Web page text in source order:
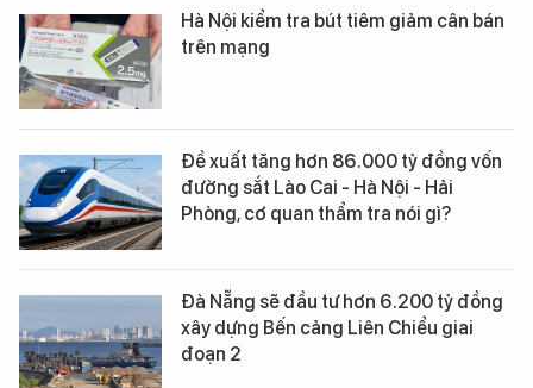
Hà Nội kiểm tra bút tiêm giảm cân bán
trên mạng
Đề xuất tăng hơn 86.000 tỷ đồng vốn
đường sắt Lào Cai - Hà Nội - Hải
Phòng, cơ quan thẩm tra nói gì?
Đà Nẵng sẽ đầu tư hơn 6.200 tỷ đồng
xây dựng Bến cảng Liên Chiểu giai
đoạn 2